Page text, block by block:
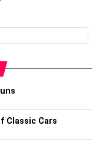
Classic Cars